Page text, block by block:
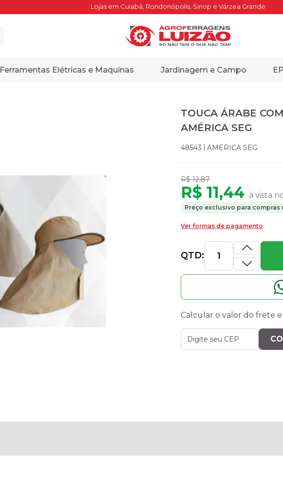
Lojas em Cuiabá, Rondonópolis, Sinop e Várzea Grande
Ferramentas Elétricas e Maquinas Jardinagem e Campo
TOUCA ÁRABE
AMÉRICA SEG
48543 AMERICA SEG
R$ 12,87
R$ 11,44 à vista
Preço exclusivo para compras
Ver formas de pagamento
QTD:
Calcular o valor do frete